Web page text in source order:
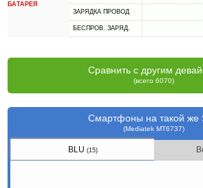
БАТАРЕЯ
ЗАРЯДКА ПРОВОД
БЕСПРОВ. ЗАРЯД.
Сравнить с другим
(всего 6070)
Смартфоны на такой же
(Mediatek MT6737)
BLU (15)